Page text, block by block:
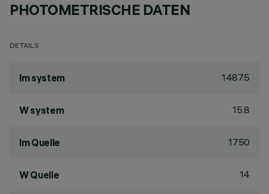
PHOTOMETRISCHE DATEN
DETAILS
lm system 1487.5
W system 15.8
lm Quelle 1750
W Quelle 14